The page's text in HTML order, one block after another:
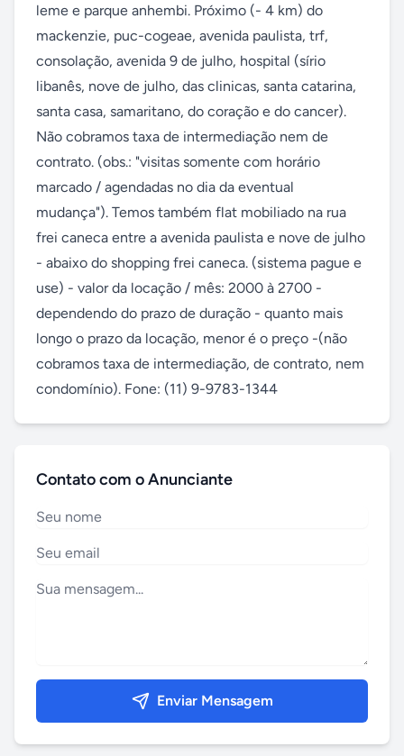
leme e parque anhembi. Próximo (- 4 km) do
mackenzie, puc-cogeae, avenida paulista, trf,
consolação, avenida 9 de julho, hospital (sírio
libanês, nove de julho, das clinicas, santa catarina,
santa casa, samaritano, do coração e do cancer).
Não cobramos taxa de intermediação nem de
contrato. (obs.: "visitas somente com horário
marcado / agendadas no dia da eventual
mudança"). Temos também flat mobiliado na rua
frei caneca entre a avenida paulista e nove de julho
- abaixo do shopping frei caneca. (sistema pague e
use) - valor da locação / mês: 2000 à 2700 -
dependendo do prazo de duração - quanto mais
longo o prazo da locação, menor é o preço -(não
cobramos taxa de intermediação, de contrato, nem
condomínio). Fone: (11) 9-9783-1344
Contato com o Anunciante
Enviar Mensagem